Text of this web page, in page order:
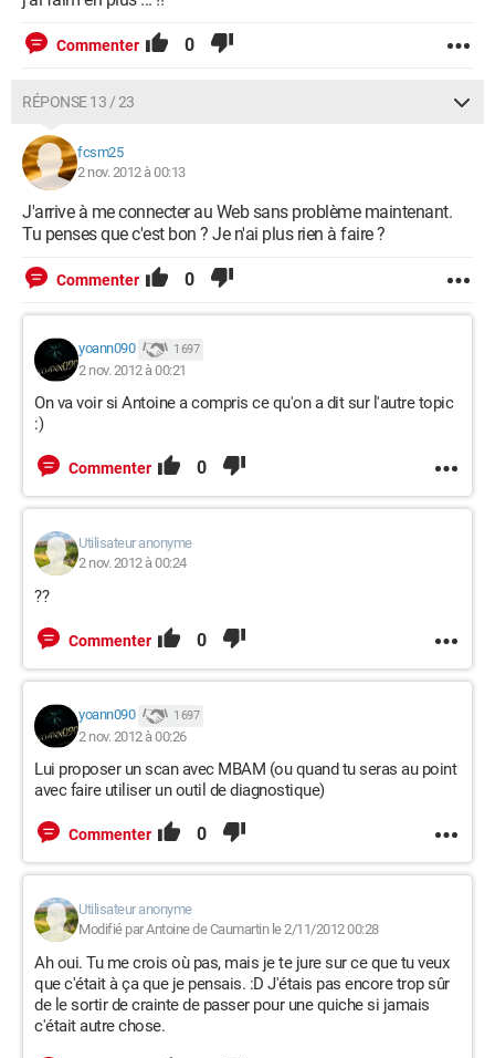
Commenter 0
RÉPONSE 13 / 23
fcsm25
2 nov. 2012 à 00:13
J'arrive à me connecter au Web sans problème maintenant.
Tu penses que c'est bon ? Je n'ai plus rien à faire ?
Commenter 0
yoann090 1 697
2 nov. 2012 à 00:21
On va voir si Antoine a compris ce qu'on a dit sur l'autre topic
:)
Commenter 0
Utilisateur anonyme
2 nov. 2012 à 00:24
??
Commenter 0
yoann090 1 697
2 nov. 2012 à 00:26
Lui proposer un scan avec MBAM (ou quand tu seras au point
avec faire utiliser un outil de diagnostique)
Commenter 0
Utilisateur anonyme
Modifié par Antoine de Caumartin le 2/11/2012 00:28
Ah oui. Tu me crois où pas, mais je te jure sur ce que tu veux
que c'était à ça que je pensais. :D J'étais pas encore trop sûr
de le sortir de crainte de passer pour une quiche si jamais
c'était autre chose.